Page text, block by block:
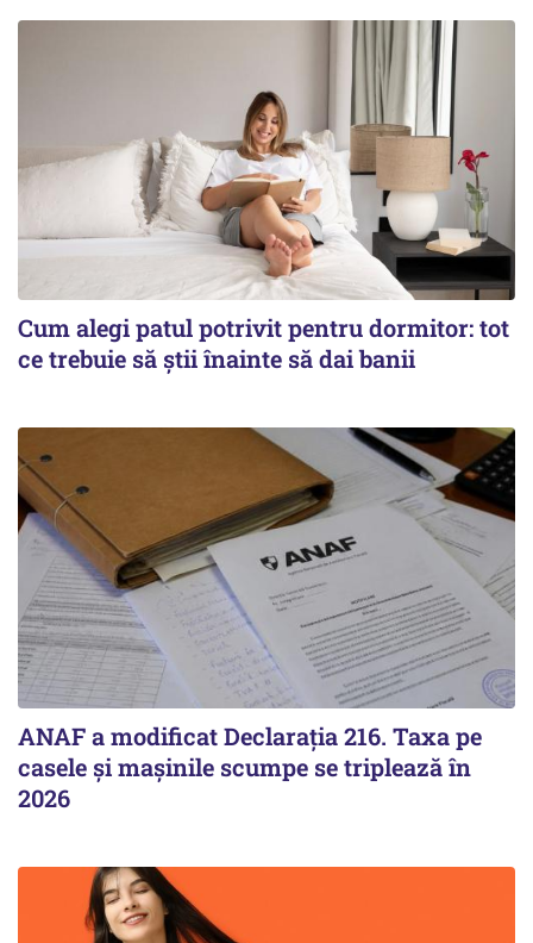
Cum alegi patul potrivit pentru dormitor: tot
ce trebuie să știi înainte să dai banii
ANAF a modificat Declarația 216. Taxa pe
casele și mașinile scumpe se triplează în
2026